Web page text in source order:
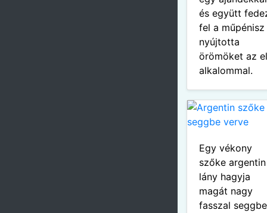
és együtt
fel a műpénisz
nyújtotta
örömöket az
alkalommal.
Egy vékony
szőke argentin
lány hagyja
magát nagy
fasszal seggbe